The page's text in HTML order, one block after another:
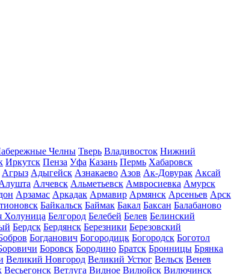
Челны Тверь Владивосток Нижний
Иркутск Пенза Уфа Казань Пермь Хабаровск
Агрыз Адыгейск Азнакаево Азов Ак-Довурак Аксай
Алчевск Альметьевск Амвросиевка Амурск
Арзамас Аркадак Армавир Армянск Арсеньев Арск
Байкальск Баймак Бакал Баксан Балабаново
Холуница Белгород Белебей Белев Белинский
Бердск Бердянск Березники Березовский
Богданович Богородицк Богородск Боготол
Боровск Бородино Братск Бронницы Брянка
Великий Новгород Великий Устюг Вельск Венев
Весьегонск Ветлуга Видное Вилюйск Вилючинск